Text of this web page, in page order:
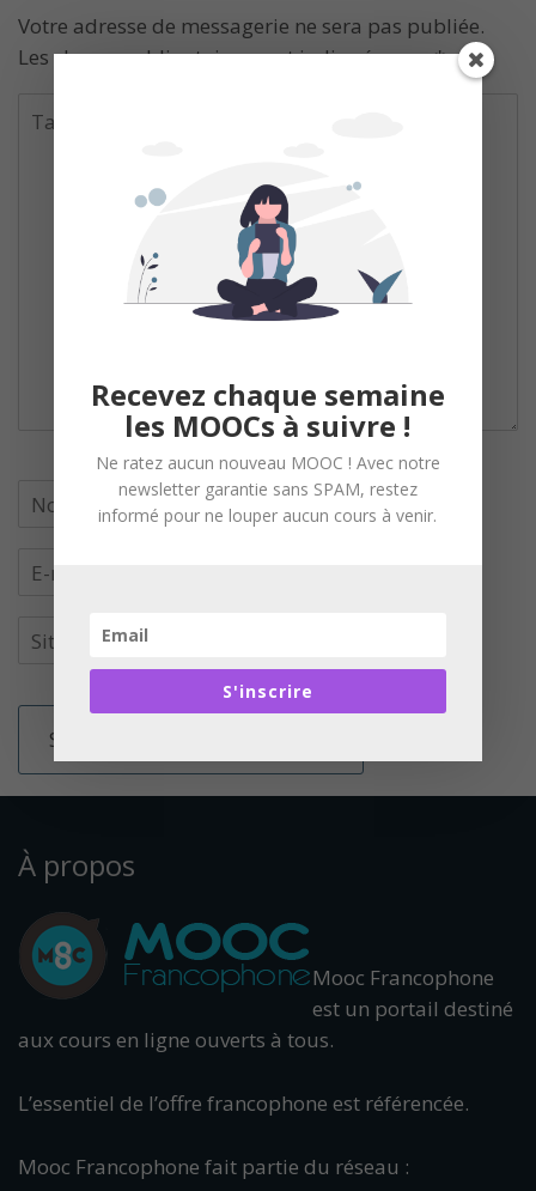
Votre adresse de messagerie ne sera pas publiée.
Les champs obligatoires sont indiqués avec*
À propos
Mooc Francophone
est un portail destiné
aux cours en ligne ouverts à tous.
L’essentiel de l’offre francophone est référencée.
Mooc Francophone fait partie du réseau :
Recevez chaque semaine
les MOOCs à suivre !
Ne ratez aucun nouveau MOOC ! Avec notre
newsletter garantie sans SPAM, restez
informé pour ne louper aucun cours à venir.
S'inscrire